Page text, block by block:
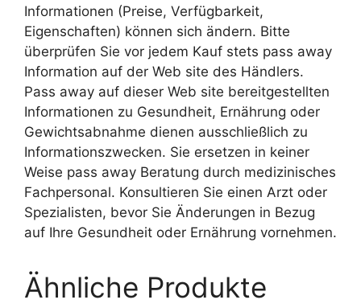
Informationen (Preise, Verfügbarkeit,
Eigenschaften) können sich ändern. Bitte
überprüfen Sie vor jedem Kauf stets pass away
Information auf der Web site des Händlers.
Pass away auf dieser Web site bereitgestellten
Informationen zu Gesundheit, Ernährung oder
Gewichtsabnahme dienen ausschließlich zu
Informationszwecken. Sie ersetzen in keiner
Weise pass away Beratung durch medizinisches
Fachpersonal. Konsultieren Sie einen Arzt oder
Spezialisten, bevor Sie Änderungen in Bezug
auf Ihre Gesundheit oder Ernährung vornehmen.
Ähnliche Produkte